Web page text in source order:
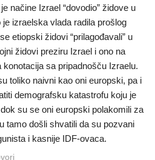
načine Izrael “dovodio” židove u
izraelska vlada radila prošlog
etiopski židovi “prilagođavali” u
židovi preziru Izrael i ono na
sa pripadnošču Izraelu.
toliko naivni kao oni europski, pa i
demografsku katastrofu koju je
su se oni europski polakomili za
tamo došli shvatili da su pozvani
i kasnije IDF-ovaca.